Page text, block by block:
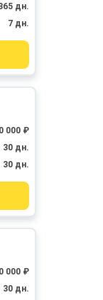
дн.
7 дн.
000 ₽
30 дн.
30 дн.
000 ₽
30 дн.